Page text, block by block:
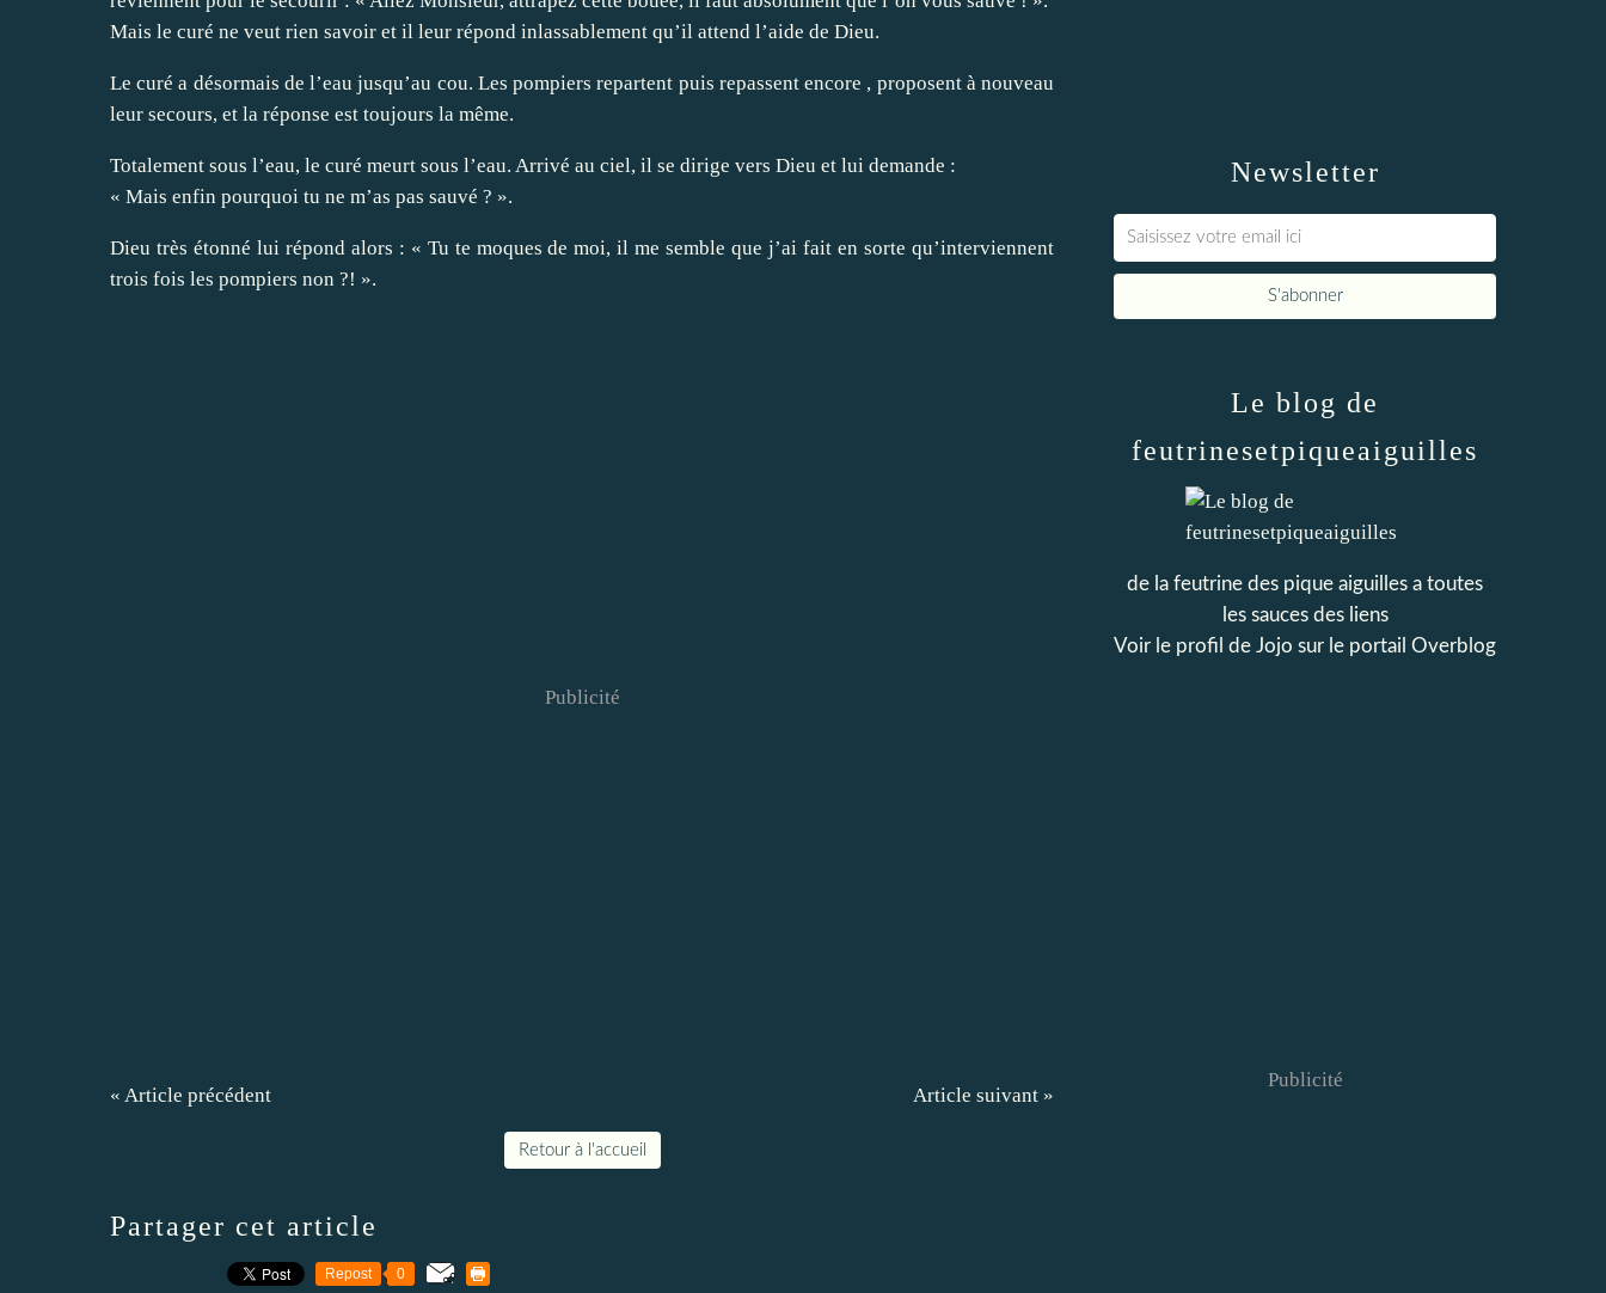
Mais le curé ne veut rien savoir et il leur répond inlassablement qu’il attend l’aide de Dieu.
Le curé a désormais de l’eau jusqu’au cou. Les pompiers repartent puis repassent encore , proposent à nouveau
leur secours, et la réponse est toujours la même.
Totalement sous l’eau, le curé meurt sous l’eau. Arrivé au ciel, il se dirige vers Dieu et lui demande :
« Mais enfin pourquoi tu ne m’as pas sauvé ? ».
Dieu très étonné lui répond alors : « Tu te moques de moi, il me semble que j’ai fait en sorte qu’interviennent
trois fois les pompiers non ?! ».
Publicité
« Article précédent Article suivant »
Retour à l'accueil
Partager cet article
Repost 0
Newsletter
Le blog de
feutrinesetpiqueaiguilles
de la feutrine des pique aiguilles a toutes
les sauces des liens
Voir le profil de Jojo sur le portail Overblog
Publicité